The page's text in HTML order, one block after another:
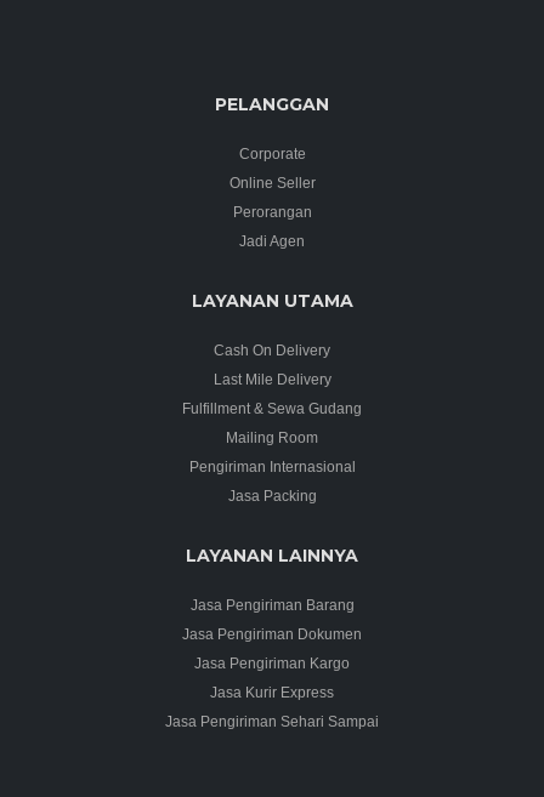
PELANGGAN
Corporate
Online Seller
Perorangan
Jadi Agen
LAYANAN UTAMA
Cash On Delivery
Last Mile Delivery
Fulfillment & Sewa Gudang
Mailing Room
Pengiriman Internasional
Jasa Packing
LAYANAN LAINNYA
Jasa Pengiriman Barang
Jasa Pengiriman Dokumen
Jasa Pengiriman Kargo
Jasa Kurir Express
Jasa Pengiriman Sehari Sampai